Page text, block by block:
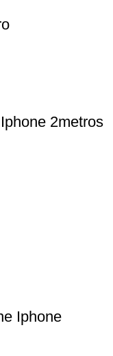
2metros
Iphone